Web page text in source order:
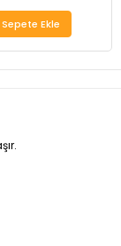
Sepete Ekle